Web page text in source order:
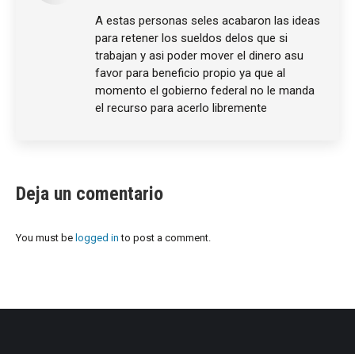
A estas personas seles acabaron las ideas
para retener los sueldos delos que si
trabajan y asi poder mover el dinero asu
favor para beneficio propio ya que al
momento el gobierno federal no le manda
el recurso para acerlo libremente
Deja un comentario
You must be logged in to post a comment.